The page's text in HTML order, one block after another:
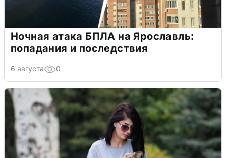
Ночная атака БПЛА на Ярославль:
попадания и последствия
6 августа 0